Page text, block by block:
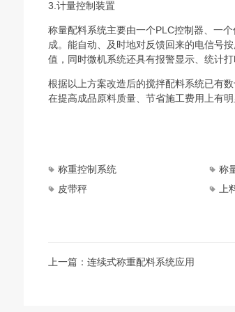
3.计量控制装置
称量配料系统主要由一个PLC控制器、一
成。能自动、及时地对反馈回来的电信号
值，同时微机系统还具有报警显示、统计打
根据以上方案改造后的搅拌配料系统已有
在提高成品原料质量、节省施工费用上有明
称重控制系统 称
皮带秤
上
上一篇：连续式称重配料系统应用